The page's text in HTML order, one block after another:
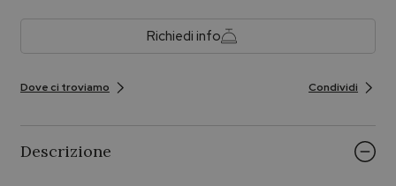
Richiedi info
Dove ci troviamo Condividi
Descrizione